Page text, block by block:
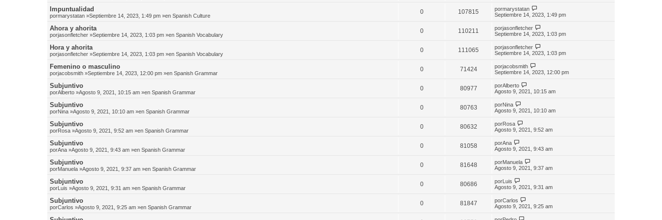
Impuntualidad
pormarystatan »Septiembre 14, 2023, 1:49 pm »en Spanish Culture
0 107815 pormarystatan
Septiembre 14, 2023, 1:49 pm
Ahora y ahorita
porjasonfletcher »Septiembre 14, 2023, 1:03 pm »en Spanish Vocabulary
0 110211 porjasonfletcher
Septiembre 14, 2023, 1:03 pm
Hora y ahorita
porjasonfletcher »Septiembre 14, 2023, 1:03 pm »en Spanish Vocabulary
0 111065 porjasonfletcher
Septiembre 14, 2023, 1:03 pm
Femenino o masculino
porjacobsmith »Septiembre 14, 2023, 12:00 pm »en Spanish Grammar
0 71424 porjacobsmith
Septiembre 14, 2023, 12:00 pm
Subjuntivo
porAlberto »Agosto 9, 2021, 10:15 am »en Spanish Grammar
0 80977 porAlberto
Agosto 9, 2021, 10:15 am
Subjuntivo
porNina »Agosto 9, 2021, 10:10 am »en Spanish Grammar
0 80763 porNina
Agosto 9, 2021, 10:10 am
Subjuntivo
porRosa »Agosto 9, 2021, 9:52 am »en Spanish Grammar
0 80632 porRosa
Agosto 9, 2021, 9:52 am
Subjuntivo
porAna »Agosto 9, 2021, 9:43 am »en Spanish Grammar
0 81058 porAna
Agosto 9, 2021, 9:43 am
Subjuntivo
porManuela »Agosto 9, 2021, 9:37 am »en Spanish Grammar
0 81648 porManuela
Agosto 9, 2021, 9:37 am
Subjuntivo
porLuis »Agosto 9, 2021, 9:31 am »en Spanish Grammar
0 80686 porLuis
Agosto 9, 2021, 9:31 am
Subjuntivo
porCarlos »Agosto 9, 2021, 9:25 am »en Spanish Grammar
0 81847 porCarlos
Agosto 9, 2021, 9:25 am